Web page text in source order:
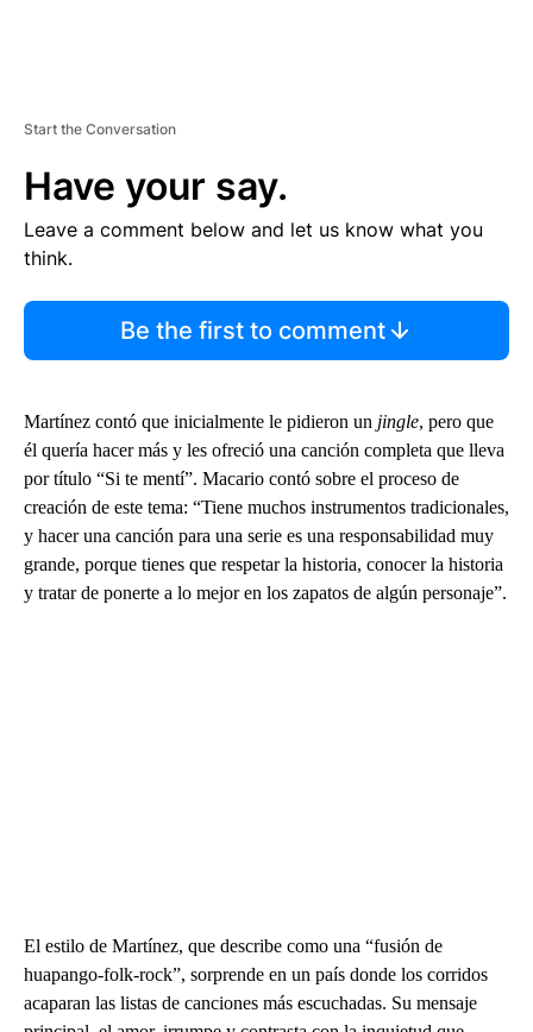
Start the Conversation
Have your say.
Leave a comment below and let us know what you
think.
Be the first to comment
Martínez contó que inicialmente le pidieron un jingle, pero que
él quería hacer más y les ofreció una canción completa que lleva
por título “Si te mentí”. Macario contó sobre el proceso de
creación de este tema: “Tiene muchos instrumentos tradicionales,
y hacer una canción para una serie es una responsabilidad muy
grande, porque tienes que respetar la historia, conocer la historia
y tratar de ponerte a lo mejor en los zapatos de algún personaje”.
El estilo de Martínez, que describe como una “fusión de
huapango-folk-rock”, sorprende en un país donde los corridos
acaparan las listas de canciones más escuchadas. Su mensaje